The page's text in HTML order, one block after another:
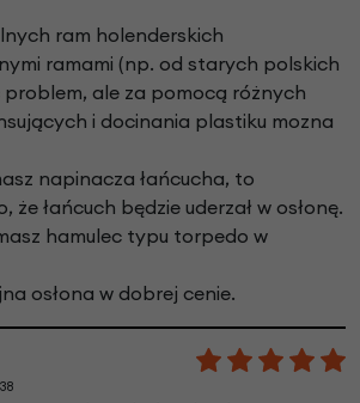
ram holenderskich
ramami (np. od starych polskich
ale za pomocą różnych
i docinania plastiku mozna
napinacza łańcucha, to
że łańcuch będzie uderzał w osłonę.
hamulec typu torpedo w
osłona w dobrej cenie.